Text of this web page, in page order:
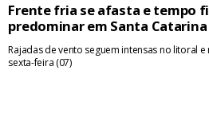
Frente fria se afasta e tempo
predominar em Santa Catarina
Rajadas de vento seguem intensas no litoral
sexta-feira (07)